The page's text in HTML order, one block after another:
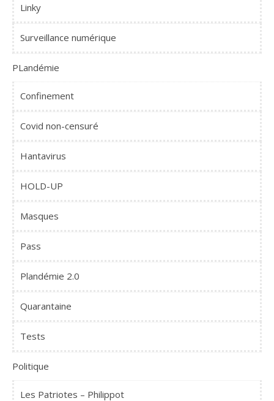
Linky
Surveillance numérique
PLandémie
Confinement
Covid non-censuré
Hantavirus
HOLD-UP
Masques
Pass
Plandémie 2.0
Quarantaine
Tests
Politique
Les Patriotes – Philippot